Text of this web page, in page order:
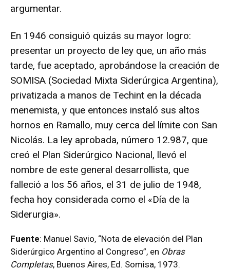
argumentar.
En 1946 consiguió quizás su mayor logro:
presentar un proyecto de ley que, un año más
tarde, fue aceptado, aprobándose la creación de
SOMISA (Sociedad Mixta Siderúrgica Argentina),
privatizada a manos de Techint en la década
menemista, y que entonces instaló sus altos
hornos en Ramallo, muy cerca del límite con San
Nicolás. La ley aprobada, número 12.987, que
creó el Plan Siderúrgico Nacional, llevó el
nombre de este general desarrollista, que
falleció a los 56 años, el 31 de julio de 1948,
fecha hoy considerada como el «Día de la
Siderurgia».
Fuente: Manuel Savio, “Nota de elevación del Plan
Siderúrgico Argentino al Congreso”, en Obras
Completas, Buenos Aires, Ed. Somisa, 1973.